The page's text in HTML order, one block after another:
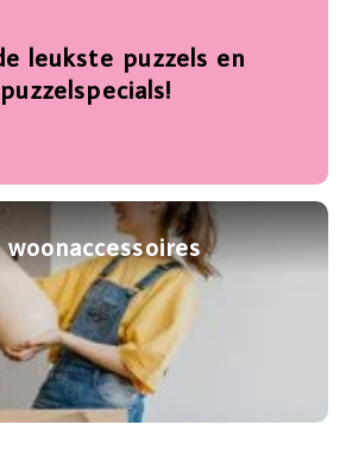
leukste puzzels en
puzzelspecials!